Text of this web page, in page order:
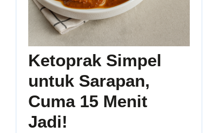
Ketoprak Simpel
untuk Sarapan,
Cuma 15 Menit
Jadi!